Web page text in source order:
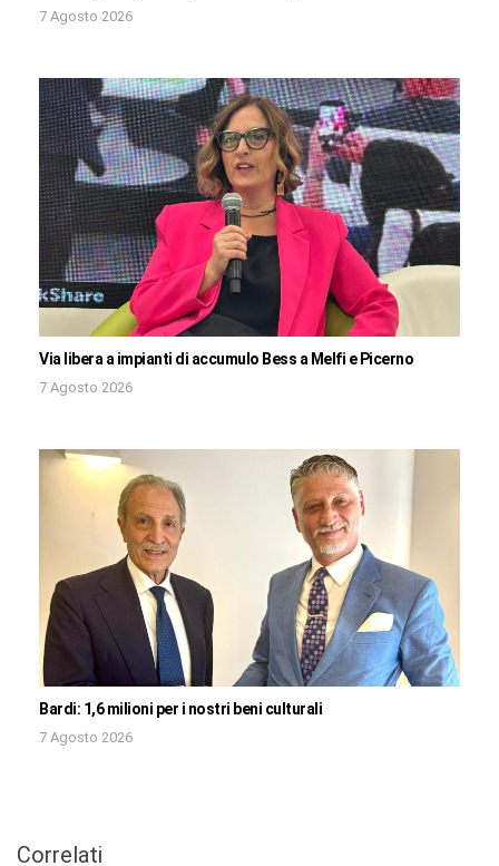
7 Agosto 2026
Via libera a impianti di accumulo Bess a Melfi e Picerno
7 Agosto 2026
Bardi: 1,6 milioni per i nostri beni culturali
7 Agosto 2026
Correlati